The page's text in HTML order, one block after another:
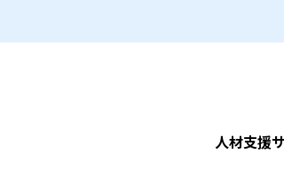
人材支援